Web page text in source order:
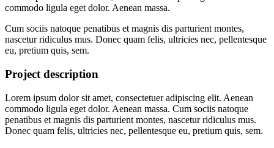
commodo ligula eget dolor. Aenean massa.
Cum sociis natoque penatibus et magnis dis parturient montes,
nascetur ridiculus mus. Donec quam felis, ultricies nec, pellentesque
eu, pretium quis, sem.
Project description
Lorem ipsum dolor sit amet, consectetuer adipiscing elit. Aenean
commodo ligula eget dolor. Aenean massa. Cum sociis natoque
penatibus et magnis dis parturient montes, nascetur ridiculus mus.
Donec quam felis, ultricies nec, pellentesque eu, pretium quis, sem.